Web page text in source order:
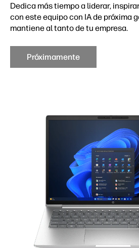
Dedica más tiempo a liderar,
con este equipo con IA de próxima
mantiene al tanto de tu empresa.
Próximamente